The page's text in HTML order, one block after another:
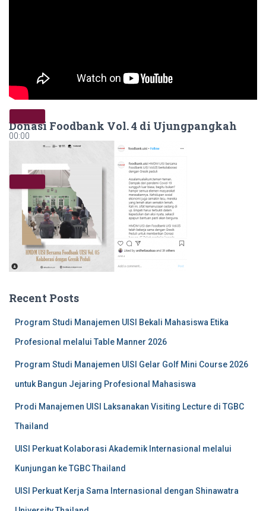
00:00
05:54
Donasi Foodbank Vol. 4 di Ujungpangkah
Recent Posts
Program Studi Manajemen UISI Bekali Mahasiswa Etika
Profesional melalui Table Manner 2026
Program Studi Manajemen UISI Gelar Golf Mini Course 2026
untuk Bangun Jejaring Profesional Mahasiswa
Prodi Manajemen UISI Laksanakan Visiting Lecture di TGBC
Thailand
UISI Perkuat Kolaborasi Akademik Internasional melalui
Kunjungan ke TGBC Thailand
UISI Perkuat Kerja Sama Internasional dengan Shinawatra